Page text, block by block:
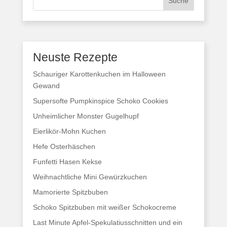
Neuste Rezepte
Schauriger Karottenkuchen im Halloween
Gewand
Supersofte Pumpkinspice Schoko Cookies
Unheimlicher Monster Gugelhupf
Eierlikör-Mohn Kuchen
Hefe Osterhäschen
Funfetti Hasen Kekse
Weihnachtliche Mini Gewürzkuchen
Mamorierte Spitzbuben
Schoko Spitzbuben mit weißer Schokocreme
Last Minute Apfel-Spekulatiusschnitten und ein